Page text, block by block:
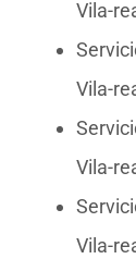
Vila-
Vila-
Vila-
Vila-